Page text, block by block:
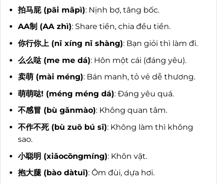
拍马屁 (pāi mǎpì): Nịnh bợ, tâng bốc.
AA制 (AA zhì): Share tiền, chia đều tiền.
你行你上 (nǐ xíng nǐ shàng): Bạn giỏi thì làm đi.
么么哒 (me me dá): Hôn một cái (đáng yêu).
卖萌 (mài méng): Bán manh, tỏ vẻ dễ thương.
萌萌哒! (méng méng dá): Đáng yêu quá.
不感冒 (bù gǎnmào): Không quan tâm.
不作不死 (bù zuō bú sǐ): Không làm thì không
sao.
小聪明 (xiǎocōngmíng): Khôn vặt.
抱大腿 (bào dàtuǐ): Ôm đùi, dựa hơi.